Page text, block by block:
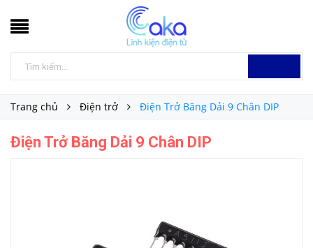
Trang chủ Điện trở Điện Trở Băng Dải 9 Chân DIP
Điện Trở Băng Dải 9 Chân DIP